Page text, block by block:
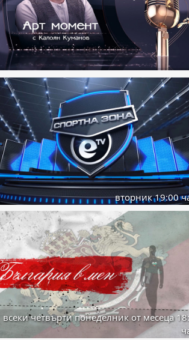
вторник 19:00
всеки четвърти понеделник от месеца